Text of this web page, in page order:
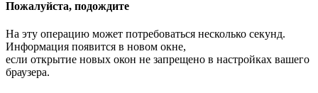
Пожалуйста, подождите
На эту операцию может потребоваться несколько секунд.
Информация появится в новом окне,
если открытие новых окон не запрещено в настройках вашего
браузера.